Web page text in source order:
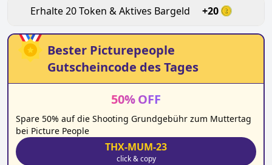
verdienen Sie Token beipicturepeople.de, indem
Sie den Code testen. Erhalten Sie Belohnungen,
wenn SiePicturepeople-Gutscheincodes einreichen
und anderen Käufern beim Sparen helfen.
Erhalte20Token & Aktives Bargeld +20
Bester Picturepeople
Gutscheincode des Tages
50%OFF
Spare 50% auf die Shooting Grundgebühr zum Muttertag
bei Picture People
THX-MUM-23
click & copy